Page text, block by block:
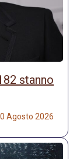
stanno
Agosto 2026